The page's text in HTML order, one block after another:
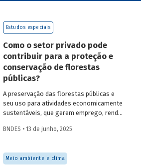
Estudos especiais
Como o setor privado pode
contribuir para a proteção e
conservação de florestas
públicas?
A preservação das florestas públicas e
seu uso para atividades economicamente
sustentáveis, que gerem emprego, renda
vive nessas regiões, não são excludentes.
desafio para a gestão e preservação das
florestas e da possibilidade de utilização
BNDES • 13 de junho, 2025
Meio ambiente e clima